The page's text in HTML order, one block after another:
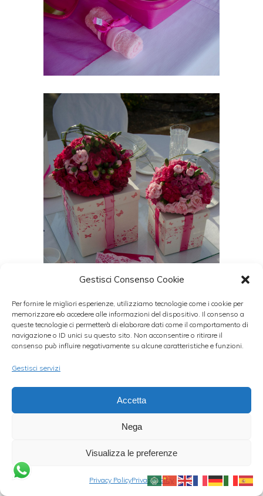
Gestisci Consenso Cookie
Per fornire le migliori esperienze, utilizziamo tecnologie come i cookie per
memorizzare e/o accedere alle informazioni del dispositivo. Il consenso a
queste tecnologie ci permetterà di elaborare dati come il comportamento di
navigazione o ID unici su questo sito. Non acconsentire o ritirare il
consenso può influire negativamente su alcune caratteristiche e funzioni.
Gestisci servizi
Accetta
Nega
Visualizza le preferenze
Privacy PolicyPrivacy Policy